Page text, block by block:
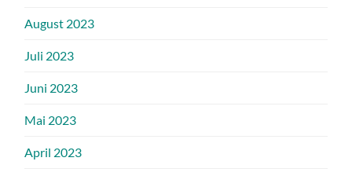
August 2023
Juli 2023
Juni 2023
Mai 2023
April 2023